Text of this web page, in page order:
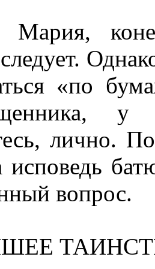
Мария,
«по
лично.
исповедь
вопрос.